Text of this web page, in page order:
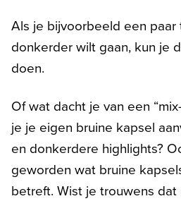
Als je bijvoorbeeld een
donkerder wilt gaan, kun je
doen.
Of wat dacht je van een
je je eigen bruine kapsel
en donkerdere highlights?
geworden wat bruine
betreft. Wist je trouwens dat